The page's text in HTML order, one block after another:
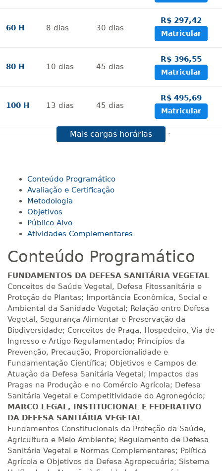
60 H 8 dias 30 dias
R$ 297,42
Matricular
80 H 10 dias 45 dias
R$ 396,55
Matricular
100 H 13 dias 45 dias
R$ 495,69
Matricular
dias 60dias
R$ 594,81
140 H 18dias 60dias
160 H 20 dias
180 H 23dias 90dias
R$ 892,23
200 H 25dias 90dias
R$ 991,36
Matricular
220 H 28dias 90dias
R$ 1.090,51
Matricular
240 H 30dias 90 dias
R$ 1.189,66
Matricular
260 H 33 dias 90dias
R$ 1.288,78
280 H 35dias 120 dias
R$ 1.387,93
Matricular
Mais cargas horárias
Conteúdo Programático
Avaliação e Certificação
Metodologia
Objetivos
Público Alvo
Atividades Complementares
Conteúdo Programático
FUNDAMENTOS DA DEFESA SANITÁRIA VEGETAL
Conceitos de Saúde Vegetal, Defesa Fitossanitária e
Proteção de Plantas; Importância Econômica, Social e
Ambiental da Sanidade Vegetal; Relação entre Defesa
Vegetal, Segurança Alimentar e Preservação da
Biodiversidade; Conceitos de Praga, Hospedeiro, Via de
Ingresso e Artigo Regulamentado; Princípios da
Prevenção, Precaução, Proporcionalidade e
Fundamentação Científica; Objetivos e Campos de
Atuação da Defesa Sanitária Vegetal; Impactos das
Pragas na Produção e no Comércio Agrícola; Defesa
Sanitária Vegetal e Competitividade do Agronegócio;
MARCO LEGAL, INSTITUCIONAL E FEDERATIVO
DA DEFESA SANITÁRIA VEGETAL
Fundamentos Constitucionais da Proteção da Saúde,
Agricultura e Meio Ambiente; Regulamento de Defesa
Sanitária Vegetal e Normas Complementares; Política
Agrícola e Objetivos da Defesa Agropecuária; Sistema